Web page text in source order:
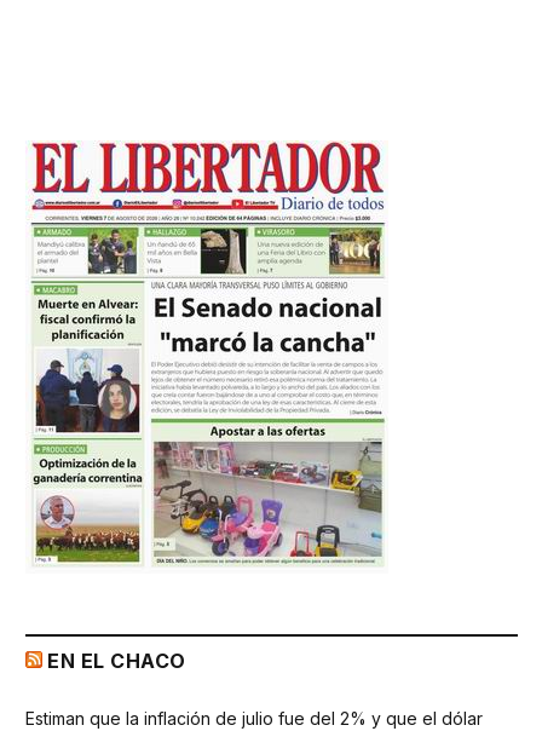
EN EL CHACO
Estiman que la inflación de julio fue del 2% y que el dólar